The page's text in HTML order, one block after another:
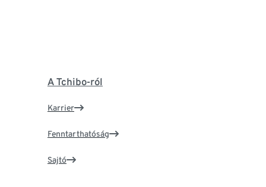
A Tchibo-ról
Karrier
Fenntarthatóság
Sajtó